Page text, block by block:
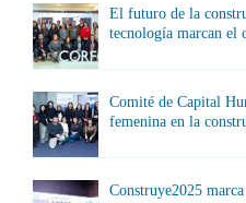
El futuro de la
tecnología marcan el
Comité de Capital
femenina en la
Construye2025